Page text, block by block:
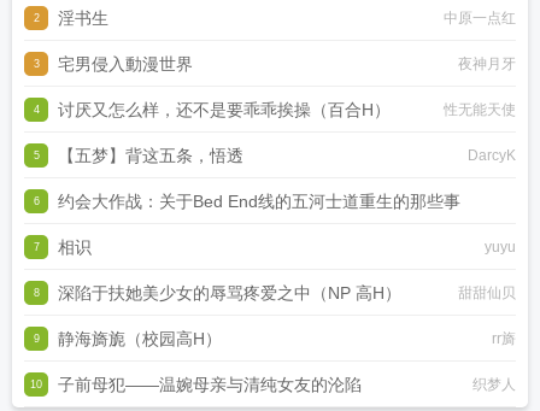
2 淫书生 中原一点红
3 宅男侵入動漫世界 夜神月牙
4 讨厌又怎么样，还不是要乖乖挨操（百合H） 性无能天使
5 【五梦】背这五条，悟透 DarcyK
6 约会大作战：关于Bed End线的五河士道重生的那些事
虚无圣母
7 相识 yuyu
8 深陷于扶她美少女的辱骂疼爱之中（NP 高H） 甜甜仙贝
9 静海旖旎（校园高H） rr旖
10 子前母犯——温婉母亲与清纯女友的沦陷 织梦人